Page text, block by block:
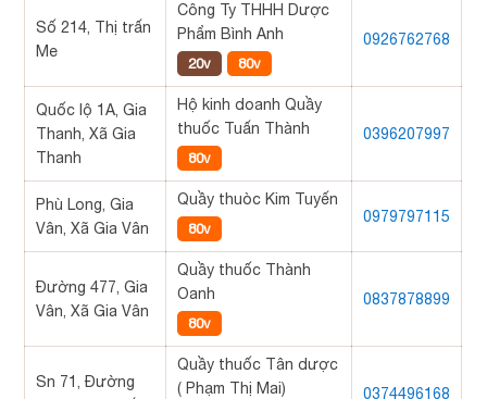
Số 214, Thị trấn
Me
Công Ty THHH Dược
Phẩm Bình Anh
20v 80v
0926762768
Quốc lộ 1A, Gia
Thanh, Xã Gia
Thanh
Hộ kinh doanh Quầy
thuốc Tuấn Thành
80v
0396207997
Phù Long, Gia
Vân, Xã Gia Vân
Quầy thuòc Kim Tuyến
80v
0979797115
Đường 477, Gia
Vân, Xã Gia Vân
Quầy thuốc Thành
Oanh
80v
0837878899
Sn 71, Đường
Quầy thuốc Tân dược
( Phạm Thị Mai)
0374496168